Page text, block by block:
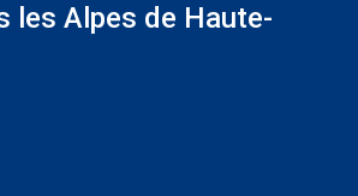
les Alpes de Haute-